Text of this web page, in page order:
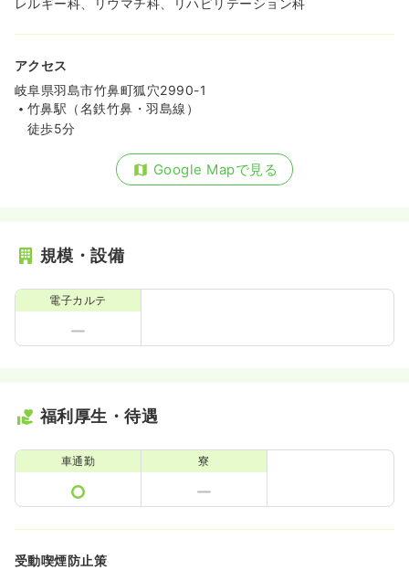
レルギー科、リウマチ科、リハビリテーション科
アクセス
岐阜県羽島市竹鼻町狐穴2990-1
竹鼻駅（名鉄竹鼻・羽島線）
徒歩5分
Google Mapで見る
規模・設備
電子カルテ
福利厚生・待遇
車通勤 寮
受動喫煙防止策